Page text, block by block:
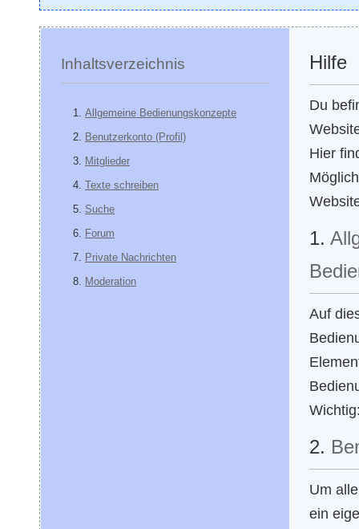
Inhaltsverzeichnis
Allgemeine Bedienungskonzepte
Benutzerkonto (Profil)
Mitglieder
Texte schreiben
Suche
Forum
Private Nachrichten
Moderation
Hilfe
Du
Hier
1.
Auf
2.
Um
ein